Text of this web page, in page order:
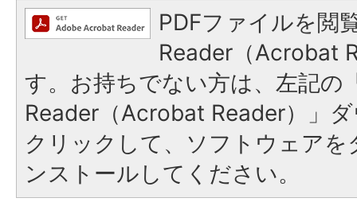
PDFファイルを閲
Reader（Acrobat
す。お持ちでない方は、左記の
Reader（Acrobat Reader）」
クリックして、ソフトウェア
ンストールしてください。